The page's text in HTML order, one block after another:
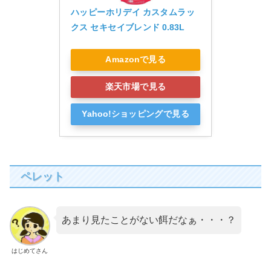
ハッピーホリデイ カスタムラッ
クス セキセイブレンド 0.83L
Amazonで見る
楽天市場で見る
Yahoo!ショッピングで見る
ペレット
はじめてさん
あまり見たことがない餌だなぁ・・・？